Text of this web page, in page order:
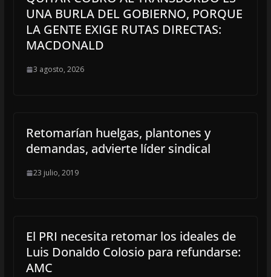
UNA BURLA DEL GOBIERNO, PORQUE
LA GENTE EXIGE RUTAS DIRECTAS:
MACDONALD
3 agosto, 2026
Retomarían huelgas, plantones y
demandas, advierte líder sindical
23 julio, 2019
El PRI necesita retomar los ideales de
Luis Donaldo Colosio para refundarse:
AMC